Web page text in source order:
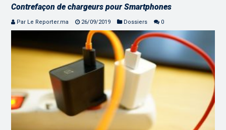
Contrefaçon de chargeurs pour Smartphones
Par Le Reporter.ma 26/09/2019 Dossiers 0